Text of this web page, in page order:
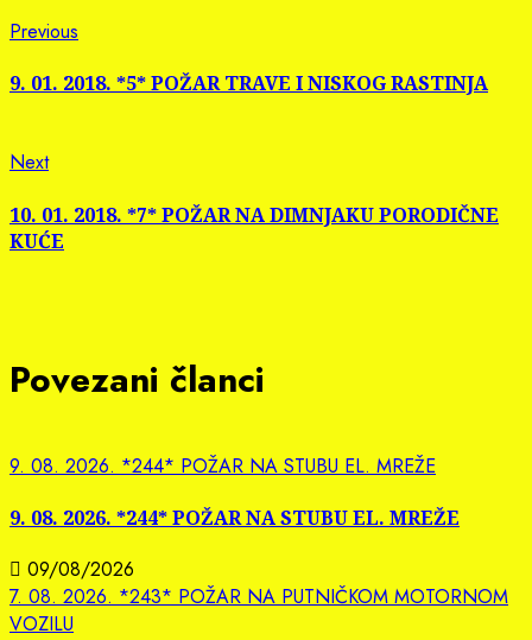
Continue
Reading
Previous
9. 01. 2018. *5* POŽAR TRAVE I NISKOG RASTINJA
NextNext
10. 01. 2018. *7* POŽAR NA DIMNJAKU PORODIČNE
KUĆE
Povezani članci
9. 08. 2026. *244* POŽAR NA STUBU EL. MREŽE
9. 08. 2026. *244* POŽAR NA STUBU EL. MREŽE
09/08/2026
7. 08. 2026. *243* POŽAR NA PUTNIČKOM MOTORNOM
VOZILU